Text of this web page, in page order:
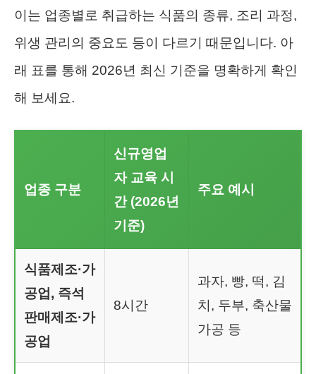
이는 업종별로 취급하는 식품의 종류, 조리 과정,
위생 관리의 중요도 등이 다르기 때문입니다. 아
래 표를 통해 2026년 최신 기준을 명확하게 확인
해 보세요.
업종 구분
신규영업
자 교육 시
간 (2026년
기준)
주요 예시
식품제조·가
공업, 즉석
판매제조·가
공업
8시간
과자, 빵, 떡, 김
치, 두부, 축산물
가공 등